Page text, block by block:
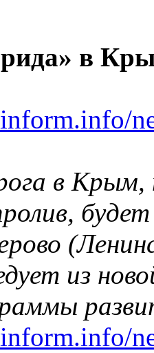
в
в Крым,
из